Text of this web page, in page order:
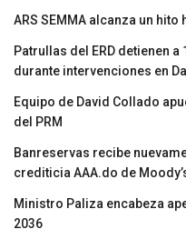
ARS SEMMA alcanza un
Patrullas del ERD detienen
durante intervenciones en
Equipo de David Collado
del PRM
Banreservas recibe
crediticia AAA.do de
Ministro Paliza encabeza
2036